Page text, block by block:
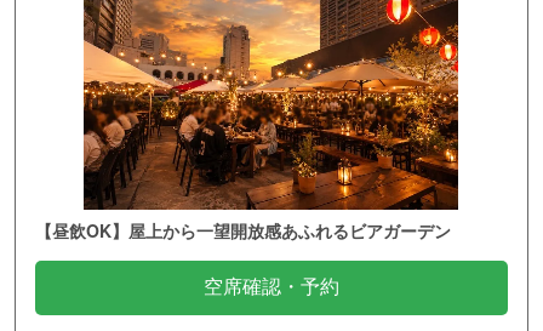
【昼飲OK】屋上から一望開放感あふれるビアガーデン
空席確認・予約